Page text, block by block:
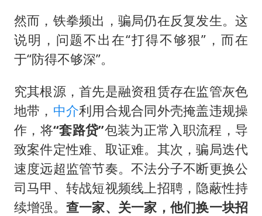
然而，铁拳频出，骗局仍在反复发生。这
说明，问题不出在“打得不够狠”，而在
于“防得不够深”。
究其根源，首先是融资租赁存在监管灰色
地带， 中介利用合规合同外壳掩盖违规操
作，将“套路贷”包装为正常入职流程，导
致案件定性难、取证难。其次，骗局迭代
速度远超监管节奏。不法分子不断更换公
司马甲、转战短视频线上招聘，隐蔽性持
续增强。 查一家、关一家，他们换一块招